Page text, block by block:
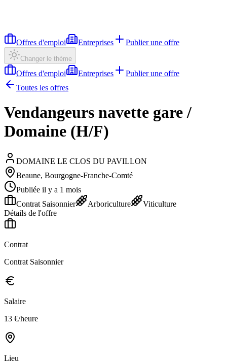
Offres d'emploi Entreprises Publier une offre
Changer le thème
Offres d'emploi Entreprises
Publier une offre
Toutes les offres
Vendangeurs navette gare /
Domaine (H/F)
DOMAINE LE CLOS DU PAVILLON
Beaune, Bourgogne-Franche-Comté
Publiée il y a 1 mois
Contrat Saisonnier
Arboriculture
Viticulture
Détails de l'offre
Contrat
Contrat Saisonnier
Salaire
13 €/heure
Lieu